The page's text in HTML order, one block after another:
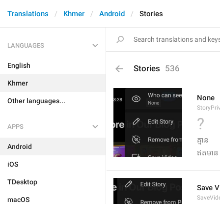
Translations Khmer Android Stories
LANGUAGES
English
Khmer
Other languages...
APPS
Android
iOS
TDesktop
macOS
Stories 536
None
?
គ្មាន
ឥតមាន
Save